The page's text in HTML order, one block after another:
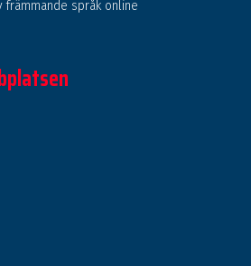
främmande språk online